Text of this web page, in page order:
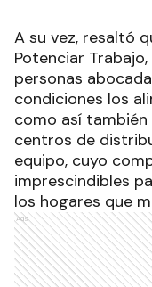
A su vez, resaltó
Potenciar
personas
condiciones los
como así
centros de
equipo, cuyo
imprescindibles
los hogares que
Ads